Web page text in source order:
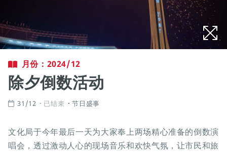
月份：2024/12
除夕倒数活动
31/12 已结束 节日盛事
文化局于今年最后一天为大家奉上两场精心准备的倒数演
唱会，透过激动人心的现场音乐和欢快气氛，让市民和旅